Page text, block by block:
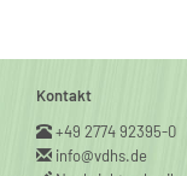
Kontakt
+49 2774 92395-0
info@vdhs.de